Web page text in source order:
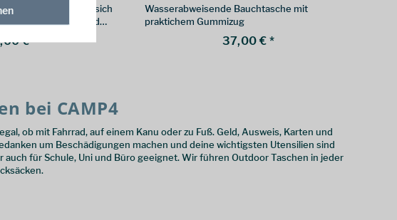
Kulturbeutel, der sich
Abenteuer und
€ *
Wasserabweisende Bauchtasche mit
praktichem Gummizug
37,00 € *
bei CAMP4
ob mit Fahrrad, auf einem Kanu oder zu Fuß. Geld, Ausweis, Karten und
um Beschädigungen machen und deine wichtigsten Utensilien sind
für Schule, Uni und Büro geeignet. Wir führen Outdoor Taschen in jeder